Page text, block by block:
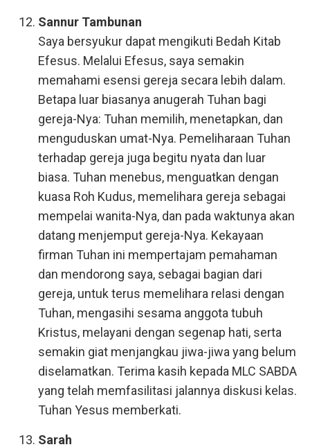
Sannur Tambunan
Saya bersyukur dapat mengikuti Bedah Kitab
Efesus. Melalui Efesus, saya semakin
memahami esensi gereja secara lebih dalam.
Betapa luar biasanya anugerah Tuhan bagi
gereja-Nya: Tuhan memilih, menetapkan, dan
menguduskan umat-Nya. Pemeliharaan Tuhan
terhadap gereja juga begitu nyata dan luar
biasa. Tuhan menebus, menguatkan dengan
kuasa Roh Kudus, memelihara gereja sebagai
mempelai wanita-Nya, dan pada waktunya akan
datang menjemput gereja-Nya. Kekayaan
firman Tuhan ini mempertajam pemahaman
dan mendorong saya, sebagai bagian dari
gereja, untuk terus memelihara relasi dengan
Tuhan, mengasihi sesama anggota tubuh
Kristus, melayani dengan segenap hati, serta
semakin giat menjangkau jiwa-jiwa yang belum
diselamatkan. Terima kasih kepada MLC SABDA
yang telah memfasilitasi jalannya diskusi kelas.
Tuhan Yesus memberkati.
Sarah